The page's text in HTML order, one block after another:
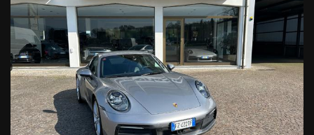
(superstrada Milano LeccouscitaCosta Masnaga est fronte
statale).
Dal lunedì al venerdì dalle 8.30 alle 12.15 e dalle 13.30 alle 18.30,
sabato su appuntamento
Potete visionare tutte le nostre offerte su www.tentorioauto.it